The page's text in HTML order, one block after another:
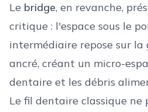
Le bridge, en revanche,
critique : l'espace sous le
intermédiaire repose sur la
ancré, créant un micro-
dentaire et les débris
Le fil dentaire classique ne